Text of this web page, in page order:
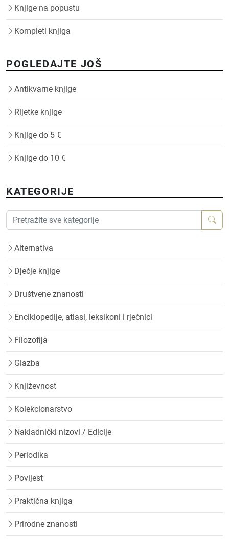
Knjige na popustu
Kompleti knjiga
POGLEDAJTE JOŠ
Antikvarne knjige
Rijetke knjige
Knjige do 5 €
Knjige do 10 €
KATEGORIJE
Alternativa
Dječje knjige
Društvene znanosti
Enciklopedije, atlasi, leksikoni i rječnici
Filozofija
Glazba
Književnost
Kolekcionarstvo
Nakladnički nizovi / Edicije
Periodika
Povijest
Praktična knjiga
Prirodne znanosti